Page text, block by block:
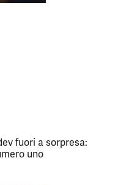
fuori a sorpresa:
uno